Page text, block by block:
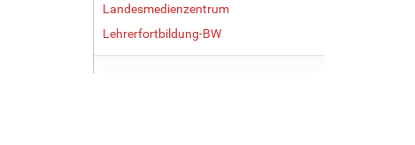
Landesmedienzentrum
Lehrerfortbildung-BW